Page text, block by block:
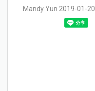
Mandy Yun 2019-01-20